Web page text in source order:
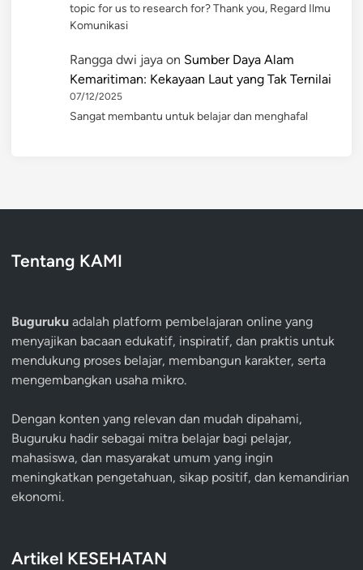
topic for us to research for? Thank you, Regard Ilmu
Komunikasi
Rangga dwi jaya on Sumber Daya Alam
Kemaritiman: Kekayaan Laut yang Tak Ternilai
07/12/2025
Sangat membantu untuk belajar dan menghafal
Tentang KAMI
Buguruku adalah platform pembelajaran online yang
menyajikan bacaan edukatif, inspiratif, dan praktis untuk
mendukung proses belajar, membangun karakter, serta
mengembangkan usaha mikro.
Dengan konten yang relevan dan mudah dipahami,
Buguruku hadir sebagai mitra belajar bagi pelajar,
mahasiswa, dan masyarakat umum yang ingin
meningkatkan pengetahuan, sikap positif, dan kemandirian
ekonomi.
Artikel KESEHATAN